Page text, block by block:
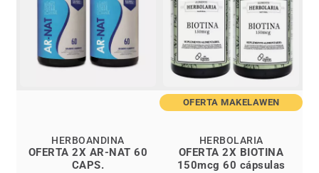
OFERTA 2X AR-NAT 60
CAPS.
HERBOANDINA
OFERTA MAKELAWEN
OFERTA 2X BIOTINA
150mcg 60 cápsulas
HERBOLARIA